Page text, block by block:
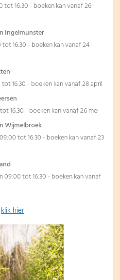
16:30 - boeken kan vanaf 26
Ingelmunster
16:30 - boeken kan vanaf 24
16:30 - boeken kan vanaf 28 april
16:30 - boeken kan vanaf 26 mei
Wijmelbroek
tot 16:30 - boeken kan vanaf 23
09:00 tot 16:30 - boeken kan vanaf
klik hier